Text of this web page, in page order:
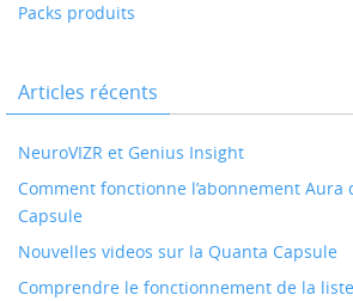
Packs produits
Articles récents
NeuroVIZR et Genius Insight
Comment fonctionne l’abonnement Aura
Capsule
Nouvelles videos sur la Quanta Capsule
Comprendre le fonctionnement de la